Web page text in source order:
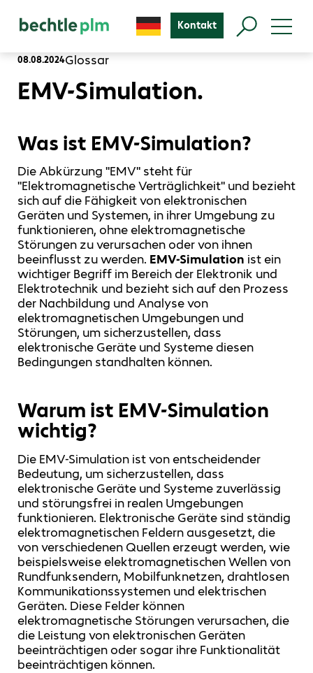
Kontakt
08.08.2024Glossar
EMV-Simulation.
Was ist EMV-Simulation?
Die Abkürzung "EMV" steht für
"Elektromagnetische Verträglichkeit" und bezieht
sich auf die Fähigkeit von elektronischen
Geräten und Systemen, in ihrer Umgebung zu
funktionieren, ohne elektromagnetische
Störungen zu verursachen oder von ihnen
beeinflusst zu werden. EMV-Simulation ist ein
wichtiger Begriff im Bereich der Elektronik und
Elektrotechnik und bezieht sich auf den Prozess
der Nachbildung und Analyse von
elektromagnetischen Umgebungen und
Störungen, um sicherzustellen, dass
elektronische Geräte und Systeme diesen
Bedingungen standhalten können.
Warum ist EMV-Simulation
wichtig?
Die EMV-Simulation ist von entscheidender
Bedeutung, um sicherzustellen, dass
elektronische Geräte und Systeme zuverlässig
und störungsfrei in realen Umgebungen
funktionieren. Elektronische Geräte sind ständig
elektromagnetischen Feldern ausgesetzt, die
von verschiedenen Quellen erzeugt werden, wie
beispielsweise elektromagnetischen Wellen von
Rundfunksendern, Mobilfunknetzen, drahtlosen
Kommunikationssystemen und elektrischen
Geräten. Diese Felder können
elektromagnetische Störungen verursachen, die
die Leistung von elektronischen Geräten
beeinträchtigen oder sogar ihre Funktionalität
beeinträchtigen können.